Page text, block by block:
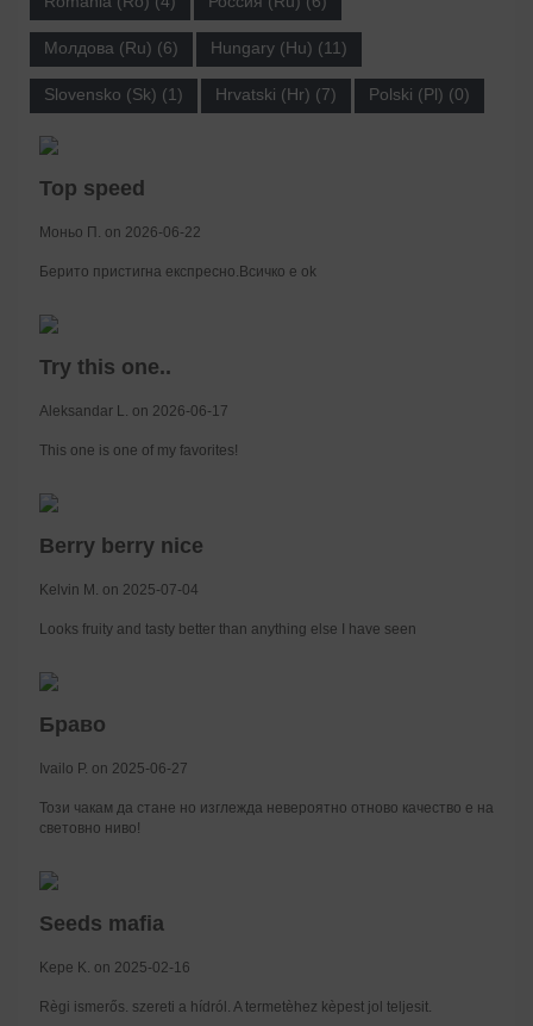
Молдова (Ru) (6) Hungary (Hu) (11)
Slovensko (Sk) (1) Hrvatski (Hr) (7) Polski (Pl) (0)
Top speed
Моньо П. on 2026-06-22
Берито пристигна експресно.Всичко е ok
Try this one..
Aleksandar L. on 2026-06-17
This one is one of my favorites!
Berry berry nice
Kelvin M. on 2025-07-04
Looks fruity and tasty better than anything else I have seen
Браво
Ivailo P. on 2025-06-27
Този чакам да стане но изглежда невероятно отново качество е на
световно ниво!
Seeds mafia
Kepe K. on 2025-02-16
Règi ismerős. szereti a hídról. A termetèhez kèpest jol teljesit.